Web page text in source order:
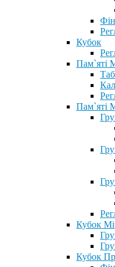
Кубок
Пам`яті
Пам`яті
Кубок
Кубок